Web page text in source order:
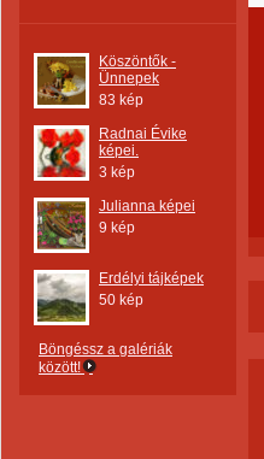
Köszöntők -
Ünnepek
83 kép
Radnai Évike
képei.
3 kép
Julianna képei
9 kép
Erdélyi tájképek
50 kép
Böngéssz a galériák
között!